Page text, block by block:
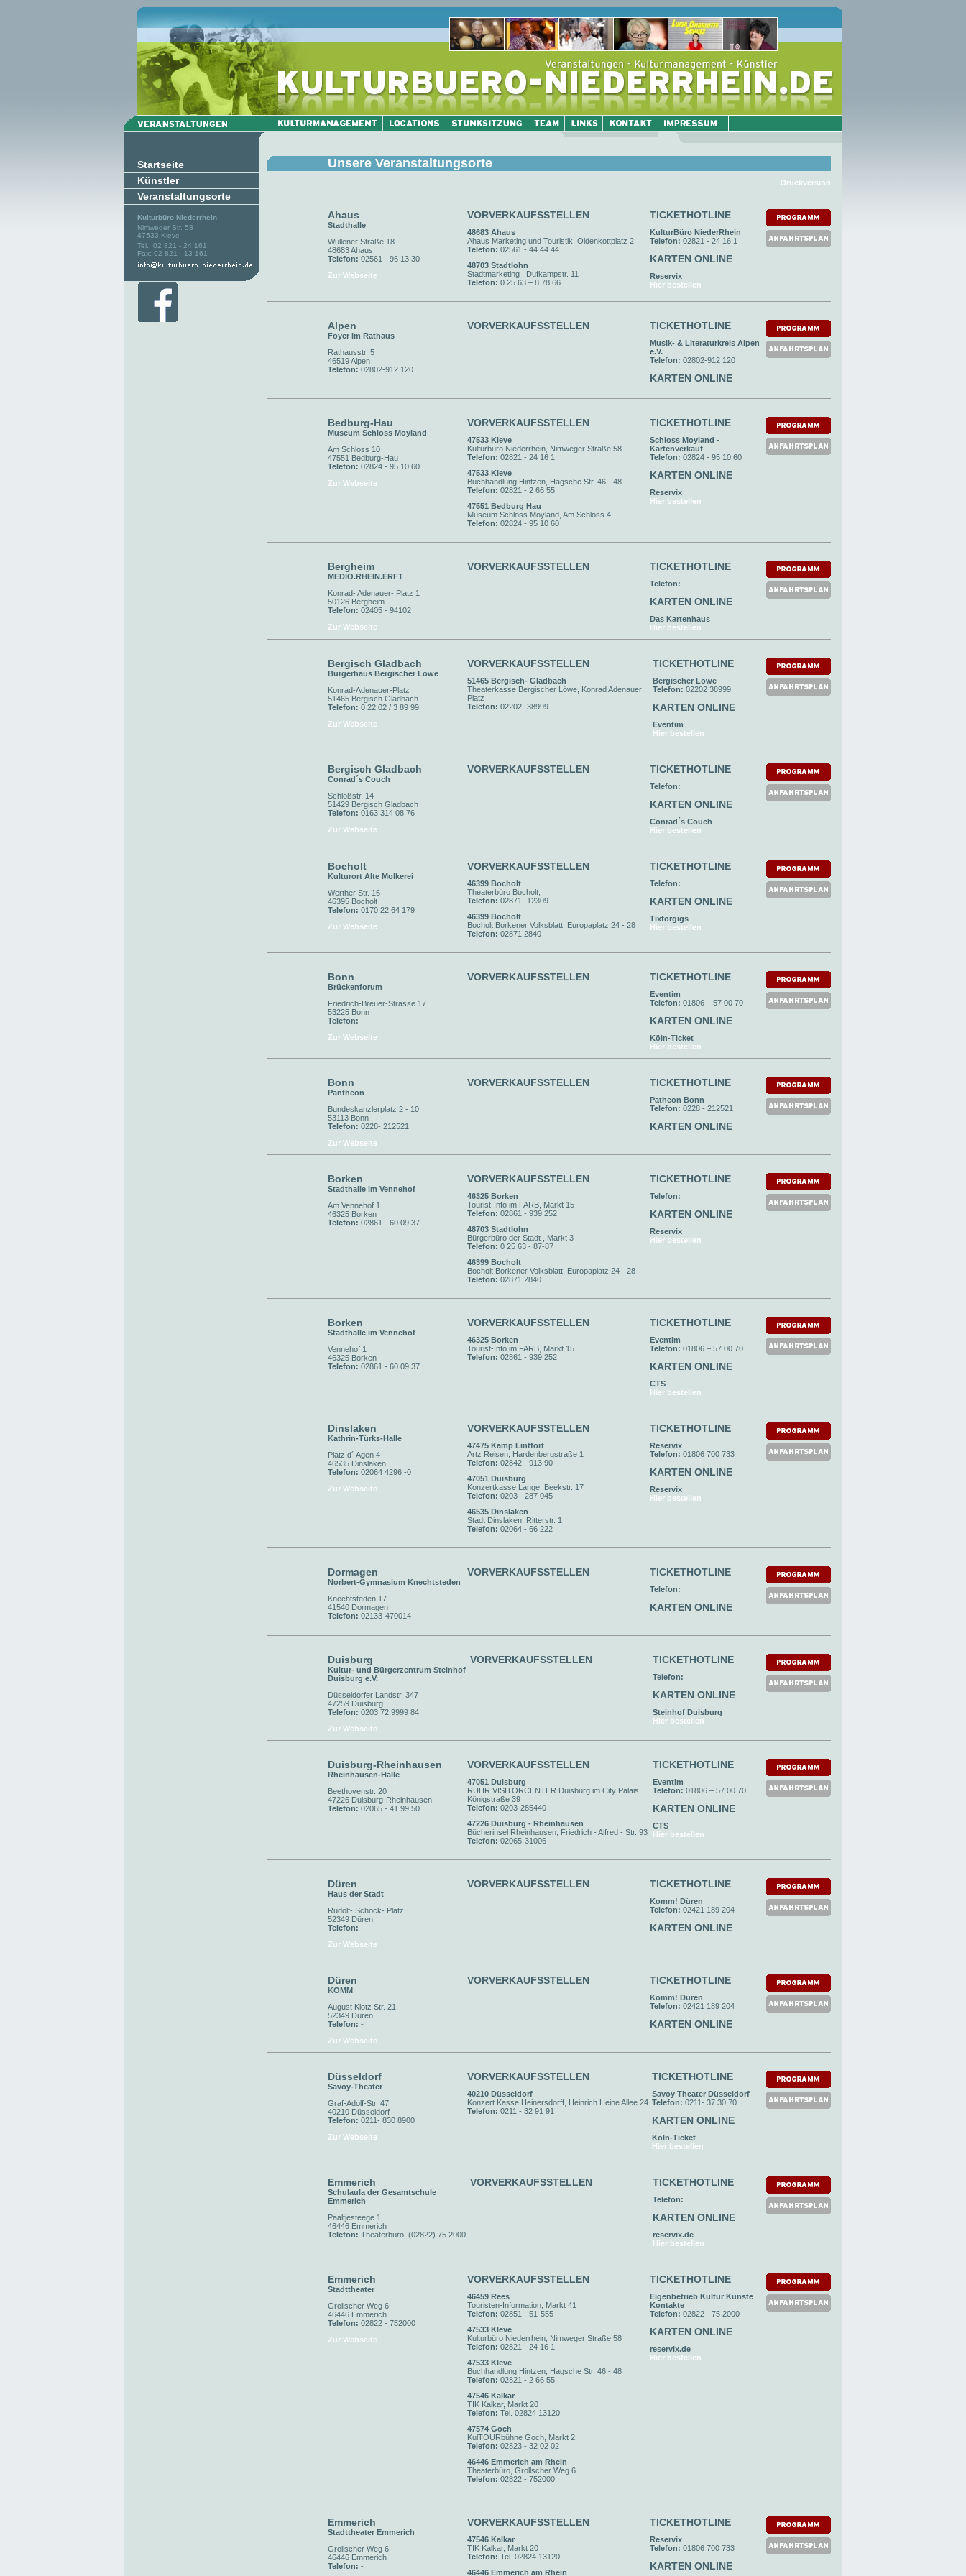
Startseite
Künstler
Veranstaltungsorte
Kulturbüro Niederrhein
Nimweger Str. 58
47533 Kleve
Tel.: 02 821 - 24 161
Fax: 02 821 - 13 161
Unsere Veranstaltungsorte
Druckversion
Ahaus
Stadthalle
Wüllener Straße 18
48683 Ahaus
Telefon: 02561 - 96 13 30
Zur Webseite
VORVERKAUFSSTELLEN
48683 Ahaus
Ahaus Marketing und Touristik, Oldenkottplatz 2
Telefon: 02561 - 44 44 44
48703 Stadtlohn
Stadtmarketing , Dufkampstr. 11
Telefon: 0 25 63 – 8 78 66
TICKETHOTLINE
KulturBüro NiederRhein
Telefon: 02821 - 24 16 1
KARTEN ONLINE
Reservix
Hier bestellen
Alpen
Foyer im Rathaus
Rathausstr. 5
46519 Alpen
Telefon: 02802-912 120
VORVERKAUFSSTELLEN TICKETHOTLINE
Musik- & Literaturkreis Alpen
e.V.
Telefon: 02802-912 120
KARTEN ONLINE
Bedburg-Hau
Museum Schloss Moyland
Am Schloss 10
47551 Bedburg-Hau
Telefon: 02824 - 95 10 60
Zur Webseite
VORVERKAUFSSTELLEN
47533 Kleve
Kulturbüro Niederrhein, Nimweger Straße 58
Telefon: 02821 - 24 16 1
47533 Kleve
Buchhandlung Hintzen, Hagsche Str. 46 - 48
Telefon: 02821 - 2 66 55
47551 Bedburg Hau
Museum Schloss Moyland, Am Schloss 4
Telefon: 02824 - 95 10 60
TICKETHOTLINE
Schloss Moyland -
Kartenverkauf
Telefon: 02824 - 95 10 60
KARTEN ONLINE
Reservix
Hier bestellen
Bergheim
MEDIO.RHEIN.ERFT
Konrad- Adenauer- Platz 1
50126 Bergheim
Telefon: 02405 - 94102
Zur Webseite
VORVERKAUFSSTELLEN TICKETHOTLINE
Telefon:
KARTEN ONLINE
Das Kartenhaus
Hier bestellen
Bergisch Gladbach
Bürgerhaus Bergischer Löwe
Konrad-Adenauer-Platz
51465 Bergisch Gladbach
Telefon: 0 22 02 / 3 89 99
Zur Webseite
VORVERKAUFSSTELLEN
51465 Bergisch- Gladbach
Theaterkasse Bergischer Löwe, Konrad Adenauer
Platz
Telefon: 02202- 38999
TICKETHOTLINE
Bergischer Löwe
Telefon: 02202 38999
KARTEN ONLINE
Eventim
Hier bestellen
Bergisch Gladbach
Conrad´s Couch
Schloßstr. 14
51429 Bergisch Gladbach
Telefon: 0163 314 08 76
Zur Webseite
VORVERKAUFSSTELLEN TICKETHOTLINE
Telefon:
KARTEN ONLINE
Conrad´s Couch
Hier bestellen
Bocholt
Kulturort Alte Molkerei
Werther Str. 16
46395 Bocholt
Telefon: 0170 22 64 179
Zur Webseite
VORVERKAUFSSTELLEN
46399 Bocholt
Theaterbüro Bocholt,
Telefon: 02871- 12309
46399 Bocholt
Bocholt Borkener Volksblatt, Europaplatz 24 - 28
Telefon: 02871 2840
TICKETHOTLINE
Telefon:
KARTEN ONLINE
Tixforgigs
Hier bestellen
Bonn
Brückenforum
Friedrich-Breuer-Strasse 17
53225 Bonn
Telefon: -
Zur Webseite
VORVERKAUFSSTELLEN TICKETHOTLINE
Eventim
Telefon: 01806 – 57 00 70
KARTEN ONLINE
Köln-Ticket
Hier bestellen
Bonn
Pantheon
Bundeskanzlerplatz 2 - 10
53113 Bonn
Telefon: 0228- 212521
Zur Webseite
VORVERKAUFSSTELLEN TICKETHOTLINE
Patheon Bonn
Telefon: 0228 - 212521
KARTEN ONLINE
Borken
Stadthalle im Vennehof
Am Vennehof 1
46325 Borken
Telefon: 02861 - 60 09 37
VORVERKAUFSSTELLEN
46325 Borken
Tourist-Info im FARB, Markt 15
Telefon: 02861 - 939 252
48703 Stadtlohn
Bürgerbüro der Stadt , Markt 3
Telefon: 0 25 63 - 87-87
46399 Bocholt
Bocholt Borkener Volksblatt, Europaplatz 24 - 28
Telefon: 02871 2840
TICKETHOTLINE
Telefon:
KARTEN ONLINE
Reservix
Hier bestellen
Borken
Stadthalle im Vennehof
Vennehof 1
46325 Borken
Telefon: 02861 - 60 09 37
VORVERKAUFSSTELLEN
46325 Borken
Tourist-Info im FARB, Markt 15
Telefon: 02861 - 939 252
TICKETHOTLINE
Eventim
Telefon: 01806 – 57 00 70
KARTEN ONLINE
CTS
Hier bestellen
Dinslaken
Kathrin-Türks-Halle
Platz d´ Agen 4
46535 Dinslaken
Telefon: 02064 4296 -0
Zur Webseite
VORVERKAUFSSTELLEN
47475 Kamp Lintfort
Artz Reisen, Hardenbergstraße 1
Telefon: 02842 - 913 90
47051 Duisburg
Konzertkasse Lange, Beekstr. 17
Telefon: 0203 - 287 045
46535 Dinslaken
Stadt Dinslaken, Ritterstr. 1
Telefon: 02064 - 66 222
TICKETHOTLINE
Reservix
Telefon: 01806 700 733
KARTEN ONLINE
Reservix
Hier bestellen
Dormagen
Norbert-Gymnasium Knechtsteden
Knechtsteden 17
41540 Dormagen
Telefon: 02133-470014
VORVERKAUFSSTELLEN TICKETHOTLINE
Telefon:
KARTEN ONLINE
Duisburg
Kultur- und Bürgerzentrum Steinhof
Duisburg e.V.
Düsseldorfer Landstr. 347
47259 Duisburg
Telefon: 0203 72 9999 84
Zur Webseite
VORVERKAUFSSTELLEN TICKETHOTLINE
Telefon:
KARTEN ONLINE
Steinhof Duisburg
Hier bestellen
Duisburg-Rheinhausen
Rheinhausen-Halle
Beethovenstr. 20
47226 Duisburg-Rheinhausen
Telefon: 02065 - 41 99 50
VORVERKAUFSSTELLEN
47051 Duisburg
RUHR.VISITORCENTER Duisburg im City Palais,
Königstraße 39
Telefon: 0203-285440
47226 Duisburg - Rheinhausen
Bücherinsel Rheinhausen, Friedrich - Alfred - Str. 93
Telefon: 02065-31006
TICKETHOTLINE
Eventim
Telefon: 01806 – 57 00 70
KARTEN ONLINE
CTS
Hier bestellen
Düren
Haus der Stadt
Rudolf- Schock- Platz
52349 Düren
Telefon: -
Zur Webseite
VORVERKAUFSSTELLEN TICKETHOTLINE
Komm! Düren
Telefon: 02421 189 204
KARTEN ONLINE
Düren
KOMM
August Klotz Str. 21
52349 Düren
Telefon: -
Zur Webseite
VORVERKAUFSSTELLEN TICKETHOTLINE
Komm! Düren
Telefon: 02421 189 204
KARTEN ONLINE
Düsseldorf
Savoy-Theater
Graf-Adolf-Str. 47
40210 Düsseldorf
Telefon: 0211- 830 8900
Zur Webseite
VORVERKAUFSSTELLEN
40210 Düsseldorf
Konzert Kasse Heinersdorff, Heinrich Heine Allee 24
Telefon: 0211 - 32 91 91
TICKETHOTLINE
Savoy Theater Düsseldorf
Telefon: 0211- 37 30 70
KARTEN ONLINE
Köln-Ticket
Hier bestellen
Emmerich
Schulaula der Gesamtschule
Emmerich
Paaltjesteege 1
46446 Emmerich
Telefon: Theaterbüro: (02822) 75 2000
VORVERKAUFSSTELLEN TICKETHOTLINE
Telefon:
KARTEN ONLINE
reservix.de
Hier bestellen
Emmerich
Stadttheater
Grollscher Weg 6
46446 Emmerich
Telefon: 02822 - 752000
Zur Webseite
VORVERKAUFSSTELLEN
46459 Rees
Touristen-Information, Markt 41
Telefon: 02851 - 51-555
47533 Kleve
Kulturbüro Niederrhein, Nimweger Straße 58
Telefon: 02821 - 24 16 1
47533 Kleve
Buchhandlung Hintzen, Hagsche Str. 46 - 48
Telefon: 02821 - 2 66 55
47546 Kalkar
TIK Kalkar, Markt 20
Telefon: Tel. 02824 13120
47574 Goch
KulTOURbühne Goch, Markt 2
Telefon: 02823 - 32 02 02
46446 Emmerich am Rhein
Theaterbüro, Grollscher Weg 6
Telefon: 02822 - 752000
TICKETHOTLINE
Eigenbetrieb Kultur Künste
Kontakte
Telefon: 02822 - 75 2000
KARTEN ONLINE
reservix.de
Hier bestellen
Emmerich
Stadttheater Emmerich
Grollscher Weg 6
46446 Emmerich
Telefon: -
VORVERKAUFSSTELLEN
47546 Kalkar
TIK Kalkar, Markt 20
Telefon: Tel. 02824 13120
46446 Emmerich am Rhein
TICKETHOTLINE
Reservix
Telefon: 01806 700 733
KARTEN ONLINE